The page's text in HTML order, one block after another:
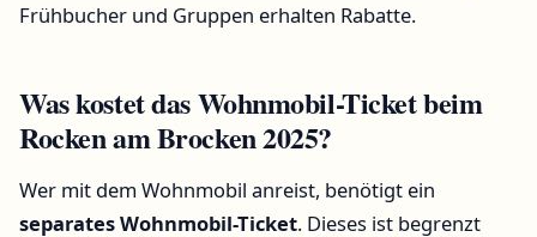
Frühbucher und Gruppen erhalten Rabatte.
Was kostet das Wohnmobil-Ticket beim
Rocken am Brocken 2025?
Wer mit dem Wohnmobil anreist, benötigt ein
separates Wohnmobil-Ticket. Dieses ist begrenzt